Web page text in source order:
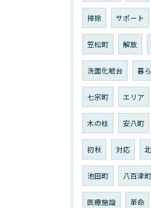
掃除 サポート
笠松町 解放
洗面化粧台 暮
七宗町 エリア
木の柱 安八町
初秋 対応
池田町 八百津町
医療施設 革命